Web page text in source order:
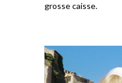
grosse caisse.